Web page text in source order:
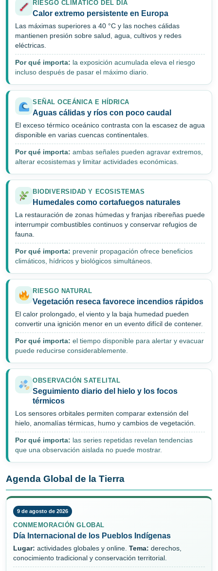
RIESGO CLIMÁTICO DEL DÍA
Calor extremo persistente en Europa
Las máximas superiores a 40 °C y las noches cálidas
mantienen presión sobre salud, agua, cultivos y redes
eléctricas.
Por qué importa: la exposición acumulada eleva el riesgo
incluso después de pasar el máximo diario.
SEÑAL OCEÁNICA E HÍDRICA
Aguas cálidas y ríos con poco caudal
El exceso térmico oceánico contrasta con la escasez de agua
disponible en varias cuencas continentales.
Por qué importa: ambas señales pueden agravar extremos,
alterar ecosistemas y limitar actividades económicas.
BIODIVERSIDAD Y ECOSISTEMAS
Humedales como cortafuegos naturales
La restauración de zonas húmedas y franjas ribereñas puede
interrumpir combustibles continuos y conservar refugios de
fauna.
Por qué importa: prevenir propagación ofrece beneficios
climáticos, hídricos y biológicos simultáneos.
RIESGO NATURAL
Vegetación reseca favorece incendios rápidos
El calor prolongado, el viento y la baja humedad pueden
convertir una ignición menor en un evento difícil de contener.
Por qué importa: el tiempo disponible para alertar y evacuar
puede reducirse considerablemente.
OBSERVACIÓN SATELITAL
Seguimiento diario del hielo y los focos
térmicos
Los sensores orbitales permiten comparar extensión del
hielo, anomalías térmicas, humo y cambios de vegetación.
Por qué importa: las series repetidas revelan tendencias
que una observación aislada no puede mostrar.
Agenda Global de la Tierra
9 de agosto de 2026
CONMEMORACIÓN GLOBAL
Día Internacional de los Pueblos Indígenas
Lugar: actividades globales y online. Tema: derechos,
conocimiento tradicional y conservación territorial.